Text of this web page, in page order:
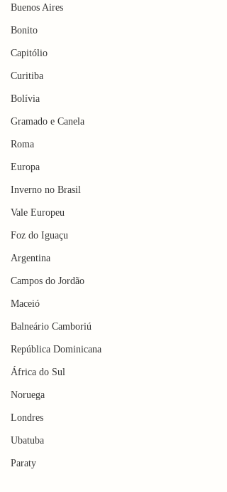
Buenos Aires
Bonito
Capitólio
Curitiba
Bolívia
Gramado e Canela
Roma
Europa
Inverno no Brasil
Vale Europeu
Foz do Iguaçu
Argentina
Campos do Jordão
Maceió
Balneário Camboriú
República Dominicana
África do Sul
Noruega
Londres
Ubatuba
Paraty